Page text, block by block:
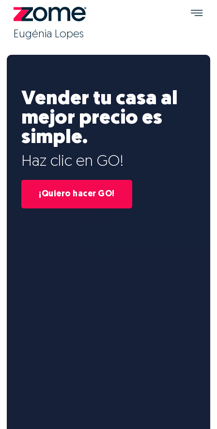
Eugénia Lopes
Vender tu casa al
mejor precio es
simple.
Haz clic en GO!
¡Quiero hacer GO!